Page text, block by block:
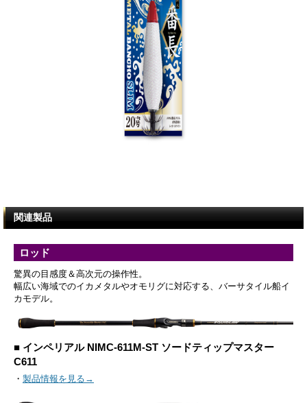
関連製品
ロッド
驚異の目感度＆高次元の操作性。
幅広い海域でのイカメタルやオモリグに対応する、バーサタイル船イ
カモデル。
■ インペリアル NIMC-611M-ST ソードティップマスター
C611
・ 製品情報を見る→